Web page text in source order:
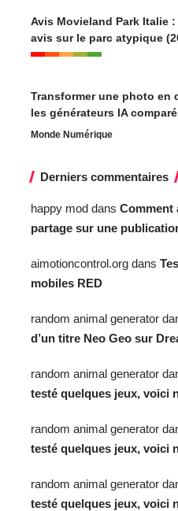
Avis Movieland Park Italie :
avis sur le parc atypique
Transformer une photo en
les générateurs IA
Monde Numérique
Derniers commentaires
happy mod dans Comment
partage sur une
aimotioncontrol.org dans
mobiles RED
random animal generator
d’un titre Neo Geo sur
random animal generator
testé quelques jeux, voici
random animal generator
testé quelques jeux, voici
random animal generator
testé quelques jeux, voici